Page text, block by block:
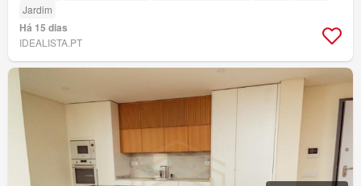
Jardim
Há 15 dias
IDEALISTA.PT